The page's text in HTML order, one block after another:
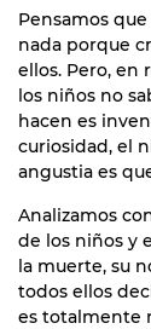
Pensamos
nada porque
ellos. Pero, en
los niños no
hacen es
curiosidad, el
angustia es
Analizamos
de los niños y
la muerte, su
todos ellos
es totalmente